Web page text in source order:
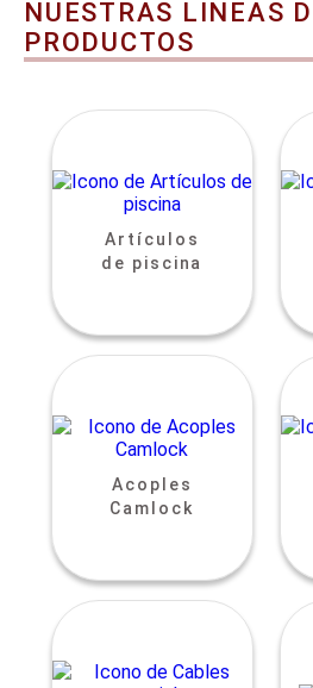
NUESTRAS LINEAS
PRODUCTOS
Artículos
de piscina
Acoples
Camlock